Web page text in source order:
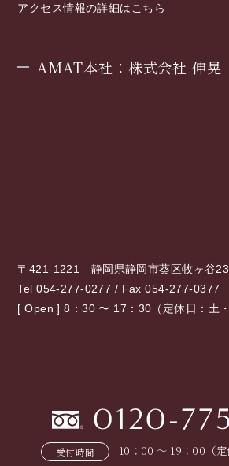
アクセス情報の詳細はこちら
AMAT本社：株式会社 伸晃
〒421-1221 静岡県静岡市葵区牧ヶ谷
Tel 054-277-0277 / Fax 054-277-0377
[ Open ] 8：30 〜 17：30（定休日：土・
0120-
受付時間 10：00 〜 19：00（定